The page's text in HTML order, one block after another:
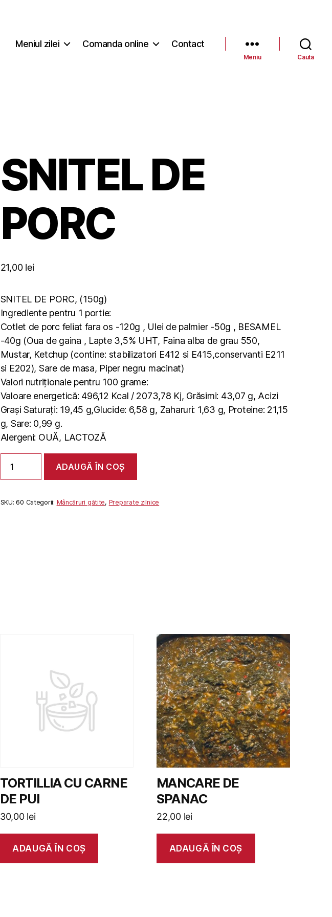
Meniul zilei Comanda online Contact
Meniu Caută
SNITEL DE
PORC
21,00 lei
SNITEL DE PORC, (150g)
Ingrediente pentru 1 portie:
Cotlet de porc feliat fara os -120g , Ulei de palmier -50g , BESAMEL
-40g (Oua de gaina , Lapte 3,5% UHT, Faina alba de grau 550,
Mustar, Ketchup (contine: stabilizatori E412 si E415,conservanti E211
si E202), Sare de masa, Piper negru macinat)
Valori nutriționale pentru 100 grame:
Valoare energetică: 496,12 Kcal / 2073,78 Kj, Grăsimi: 43,07 g, Acizi
Grași Saturați: 19,45 g,Glucide: 6,58 g, Zaharuri: 1,63 g, Proteine: 21,15
g, Sare: 0,99 g.
Alergeni: OUĂ, LACTOZĂ
SNITEL
DE
ADAUGĂ ÎN COȘ
SKU:60 Categorii: Mâncăruri gătite, Preparate zilnice
TORTILLIA CU CARNE
DE PUI
30,00 lei
ADAUGĂ ÎN COȘ
MANCARE DE
SPANAC
22,00 lei
ADAUGĂ ÎN COȘ